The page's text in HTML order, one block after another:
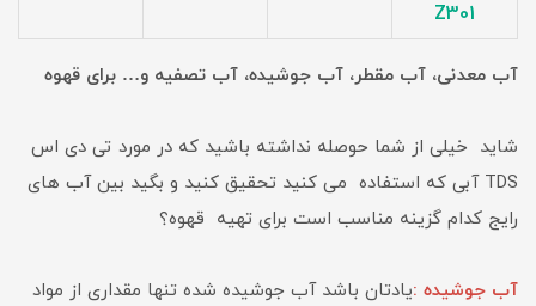
Z301
آب معدنی، آب مقطر، آب جوشیده، آب تصفیه و… برای قهوه
شاید خیلی از شما حوصله نداشته باشید که در مورد تی دی اس
TDS آبی که استفاده می کنید تحقیق کنید و بگید بین آب های
رایج کدام گزینه مناسب است برای تهیه قهوه؟
آب جوشیده :یادتان باشد آب جوشیده شده تنها مقداری از مواد